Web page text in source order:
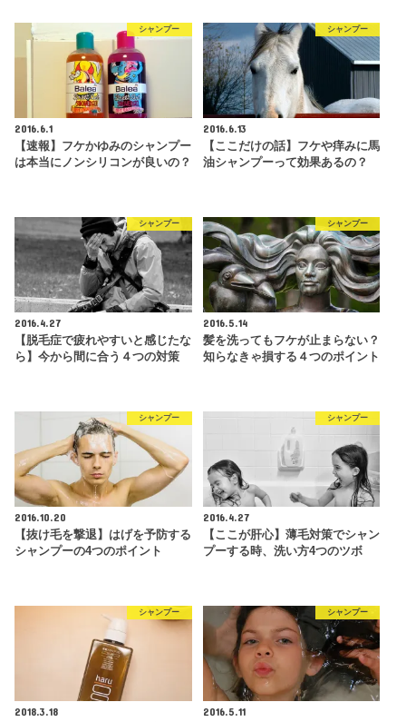
シャンプー
2016.6.1
【速報】フケかゆみのシャンプー
は本当にノンシリコンが良いの？
シャンプー
2016.6.13
【ここだけの話】フケや痒みに馬
油シャンプーって効果あるの？
シャンプー
2016.4.27
【脱毛症で疲れやすいと感じたな
ら】今から間に合う４つの対策
シャンプー
2016.5.14
髪を洗ってもフケが止まらない？
知らなきゃ損する４つのポイント
シャンプー
2016.10.20
【抜け毛を撃退】はげを予防する
シャンプーの4つのポイント
シャンプー
2016.4.27
【ここが肝心】薄毛対策でシャン
プーする時、洗い方4つのツボ
シャンプー
2018.3.18
シャンプー
2016.5.11